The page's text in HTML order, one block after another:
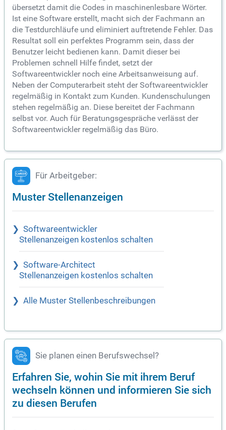
übersetzt damit die Codes in maschinenlesbare Wörter.
Ist eine Software erstellt, macht sich der Fachmann an
die Testdurchläufe und eliminiert auftretende Fehler. Das
Resultat soll ein perfektes Programm sein, dass der
Benutzer leicht bedienen kann. Damit dieser bei
Problemen schnell Hilfe findet, setzt der
Softwareentwickler noch eine Arbeitsanweisung auf.
Neben der Computerarbeit steht der Softwareentwickler
regelmäßig in Kontakt zum Kunden. Kundenschulungen
stehen regelmäßig an. Diese bereitet der Fachmann
selbst vor. Auch für Beratungsgespräche verlässt der
Softwareentwickler regelmäßig das Büro.
Für Arbeitgeber:
Muster Stellenanzeigen
Softwareentwickler
Stellenanzeigen kostenlos schalten
Software-Architect
Stellenanzeigen kostenlos schalten
Alle Muster Stellenbeschreibungen
Sie planen einen Berufswechsel?
Erfahren Sie, wohin Sie mit ihrem Beruf
wechseln können und informieren Sie sich
zu diesen Berufen